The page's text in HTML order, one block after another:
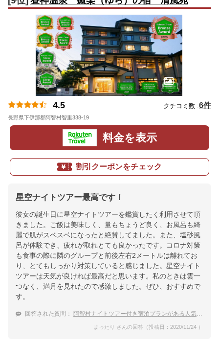
4.5 クチコミ数 :6件
長野県下伊那郡阿智村智里338-19
料金を表示
割引クーポンをチェック
星空ナイトツアー最高です！
彼女の誕生日に星空ナイトツアーを鑑賞したく利用させて頂
きました。ご飯は美味しく、量もちょうど良く、お風呂も綺
麗で肌がスベスベになったと絶賛してました。また、塩砂風
呂が体験でき、疲れが取れとても良かったです。コロナ対策
も食事の際に隣のグループと前後左右2メートルは離れてお
り、とてもしっかり対策していると感じました。星空ナイト
ツアーは天気が良ければ最高だと思います。私のときは雲一
つなく、満月を見れたので感激しました。ぜひ、おすすめで
す。
回答された質問： 阿智村ナイトツアー付き宿泊プランがある人気の温泉宿
まったり さんの回答（投稿日：2020/11/24 ）